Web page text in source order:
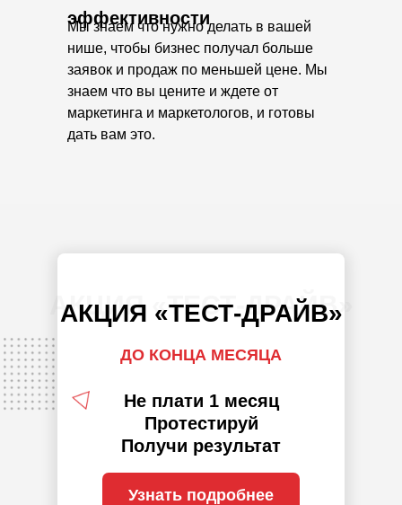
эффективности
Мы знаем что нужно делать в вашей
нише, чтобы бизнес получал больше
заявок и продаж по меньшей цене. Мы
знаем что вы цените и ждете от
маркетинга и маркетологов, и готовы
дать вам это.
АКЦИЯ «ТЕСТ-ДРАЙВ»
АКЦИЯ «ТЕСТ-ДРАЙВ»
ДО КОНЦА МЕСЯЦА
Узнать подробнее
Не плати 1 месяц
Протестируй
Получи результат